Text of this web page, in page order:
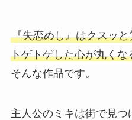
『失恋めし』はクスッ
トゲトゲした心が丸くな
そんな作品です。
主人公のミキは街で見